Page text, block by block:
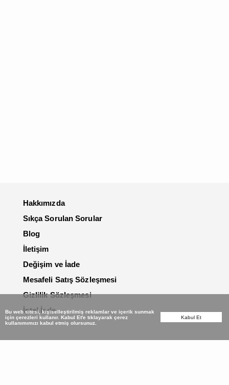
Bu web sitesi, kişiselleştirilmiş reklamlar ve içerik sunmak
için çerezleri kullanır. Kabul Et'e tıklayarak çerez
kullanımımızı kabul etmiş olursunuz.
Kabul Et
Hakkımızda
Sıkça Sorulan Sorular
Blog
İletişim
Değişim ve İade
Mesafeli Satış Sözleşmesi
Gizlilik Sözleşmesi
İptal İade